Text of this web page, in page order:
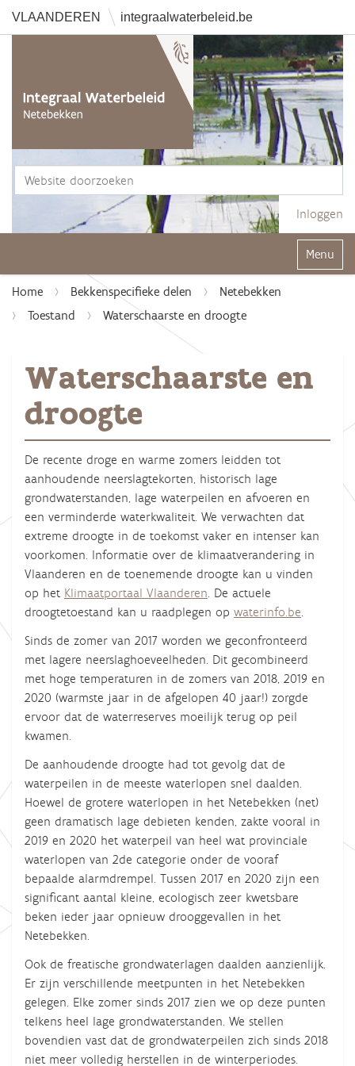
VLAANDEREN integraalwaterbeleid.be
Geavanceerd zoeken...
Inloggen
Klap
Home Bekkenspecifieke delen
Netebekken
Toestand
Waterschaarste en droogte
Waterschaarste en
droogte
De recente droge en warme zomers leidden tot
aanhoudende neerslagtekorten, historisch lage
grondwaterstanden, lage waterpeilen en afvoeren en
een verminderde waterkwaliteit. We verwachten dat
extreme droogte in de toekomst vaker en intenser kan
voorkomen. Informatie over de klimaatverandering in
Vlaanderen en de toenemende droogte kan u vinden
op het Klimaatportaal Vlaanderen . De actuele
droogtetoestand kan u raadplegen op waterinfo.be
Sinds de zomer van 2017 worden we geconfronteerd
met lagere neerslaghoeveelheden. Dit gecombineerd
met hoge temperaturen in de zomers van 2018, 2019 en
2020 (warmste jaar in de afgelopen 40 jaar!) zorgde
ervoor dat de waterreserves moeilijk terug op peil
kwamen.
De aanhoudende droogte had tot gevolg dat de
waterpeilen in de meeste waterlopen snel daalden.
Hoewel de grotere waterlopen in het Netebekken (net)
geen dramatisch lage debieten kenden, zakte vooral in
2019 en 2020 het waterpeil van heel wat provinciale
waterlopen van 2de categorie onder de vooraf
bepaalde alarmdrempel. Tussen 2017 en 2020 zijn een
significant aantal kleine, ecologisch zeer kwetsbare
beken ieder jaar opnieuw drooggevallen in het
Netebekken.
Ook de freatische grondwaterlagen daalden aanzienlijk.
Er zijn verschillende meetpunten in het Netebekken
gelegen. Elke zomer sinds 2017 zien we op deze punten
telkens heel lage grondwaterstanden. We stellen
bovendien vast dat de grondwaterpeilen zich sinds 2018
niet meer volledig herstellen in de winterperiodes.